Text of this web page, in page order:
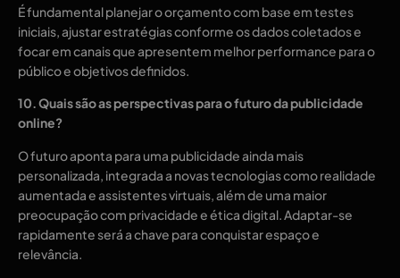
É fundamental planejar o orçamento com base em testes
iniciais, ajustar estratégias conforme os dados coletados e
focar em canais que apresentem melhor performance para o
público e objetivos definidos.
10. Quais são as perspectivas para o futuro da publicidade
online?
O futuro aponta para uma publicidade ainda mais
personalizada, integrada a novas tecnologias como realidade
aumentada e assistentes virtuais, além de uma maior
preocupação com privacidade e ética digital. Adaptar-se
rapidamente será a chave para conquistar espaço e
relevância.